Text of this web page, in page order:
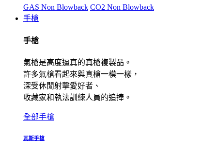
GAS Non Blowback CO2 Non Blowback
手槍
手槍
氣槍是高度逼真的真槍複製品。
許多氣槍看起來與真槍一模一樣，
深受休閒射擊愛好者、
收藏家和執法訓練人員的追捧。
全部手槍
瓦斯手槍